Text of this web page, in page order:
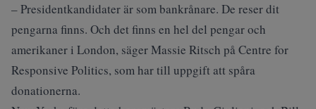
– Presidentkandidater är som bankrånare. De reser dit
pengarna finns. Och det finns en hel del pengar och
amerikaner i London, säger Massie Ritsch på Centre for
Responsive Politics, som har till uppgift att spåra
donationerna.